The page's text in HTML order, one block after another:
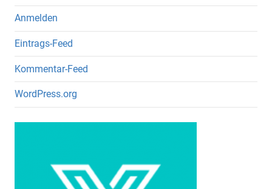
Anmelden
Eintrags-Feed
Kommentar-Feed
WordPress.org